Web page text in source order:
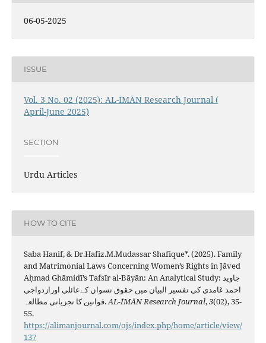
06-05-2025
ISSUE
Vol. 3 No. 02 (2025): AL-ĪMĀN Research Journal (
April-June 2025)
SECTION
Urdu Articles
HOW TO CITE
Saba Hanif, & Dr.Hafiz.M.Mudassar Shafique*. (2025). Family
and Matrimonial Laws Concerning Women’s Rights in Jāved
Aḥmad Ghāmidī’s Tafsīr al-Bāyān: An Analytical Study: جاوید
احمد غامدی کی تفسیر البیان میں حقوق نسواں کےعائلی اورازدواجی
قوانین کا تجزیاتی مطالعہ.AL-ĪMĀN Research Journal,3(02), 35-
55.
https://alimanjournal.com/ojs/index.php/home/article/view/
137